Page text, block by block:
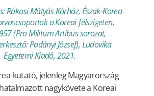
Rákosi Mátyás Kórház, Észak-Korea
a Koreai-félszigeten,
(Pro Militum Artibus sorozat,
Padányi József), Ludovika
Egyetemi Kiadó, 2021.
kutató, jelenleg Magyarország
nagykövete a Koreai